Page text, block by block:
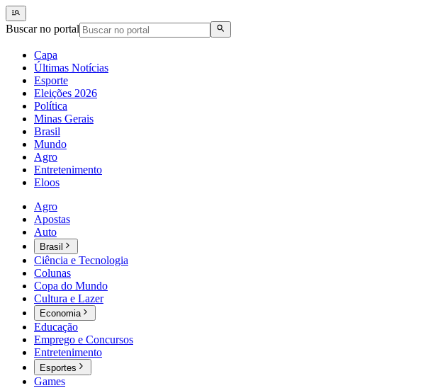
Buscar no portal
Capa
Últimas Notícias
Esporte
Eleições 2026
Política
Minas Gerais
Brasil
Mundo
Agro
Entretenimento
Eloos
Agro
Apostas
Auto
Brasil
Ciência e Tecnologia
Colunas
Copa do Mundo
Cultura e Lazer
Economia
Educação
Emprego e Concursos
Entretenimento
Esportes
Games